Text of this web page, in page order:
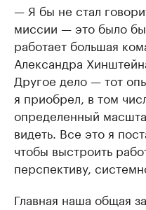
— Я бы не стал
миссии — это было
работает большая
Александра
Другое дело — тот
я приобрел, в том
определенный
видеть. Все это я
чтобы выстроить
перспективу,
Главная наша общая